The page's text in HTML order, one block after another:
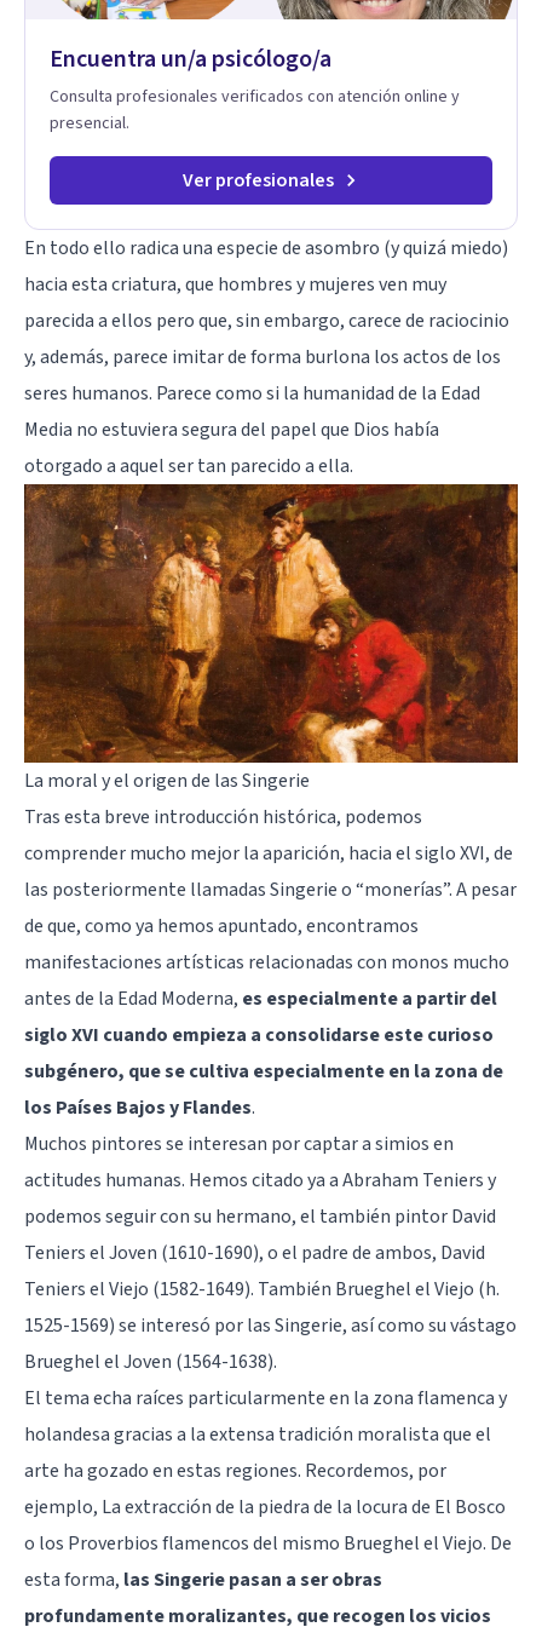
racional.
Encuentra un/a psicólogo/a
Consulta profesionales verificados con atención online y
presencial.
Ver profesionales
En todo ello radica una especie de asombro (y quizá miedo)
hacia esta criatura, que hombres y mujeres ven muy
parecida a ellos pero que, sin embargo, carece de raciocinio
y, además, parece imitar de forma burlona los actos de los
seres humanos. Parece como si la humanidad de la Edad
Media no estuviera segura del papel que Dios había
otorgado a aquel ser tan parecido a ella.
La moral y el origen de las Singerie
Tras esta breve introducción histórica, podemos
comprender mucho mejor la aparición, hacia el siglo XVI, de
las posteriormente llamadas Singerie o “monerías”. A pesar
de que, como ya hemos apuntado, encontramos
manifestaciones artísticas relacionadas con monos mucho
antes de la Edad Moderna, es especialmente a partir del
siglo XVI cuando empieza a consolidarse este curioso
subgénero, que se cultiva especialmente en la zona de
los Países Bajos y Flandes.
Muchos pintores se interesan por captar a simios en
actitudes humanas. Hemos citado ya a Abraham Teniers y
podemos seguir con su hermano, el también pintor David
Teniers el Joven (1610-1690), o el padre de ambos, David
Teniers el Viejo (1582-1649). También Brueghel el Viejo (h.
1525-1569) se interesó por las Singerie, así como su vástago
Brueghel el Joven (1564-1638).
El tema echa raíces particularmente en la zona flamenca y
holandesa gracias a la extensa tradición moralista que el
arte ha gozado en estas regiones. Recordemos, por
ejemplo, La extracción de la piedra de la locura de El Bosco
o los Proverbios flamencos del mismo Brueghel el Viejo. De
esta forma, las Singerie pasan a ser obras
profundamente moralizantes, que recogen los vicios